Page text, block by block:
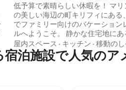
りのホリデーホーム
低予算で素晴らしい休暇を！ マリ
の美しい海辺の町キリフィにある
でファミリー向けのバケーション
ルへようこそ。 静かな住宅地にあ
ちの物件は、休暇を求める方に静
級な隠れ家を提供します。 ●パーティー
は固く禁じられています!! ファミ
屋内スペース · キッチン · 移動の
泊施設で人気のア